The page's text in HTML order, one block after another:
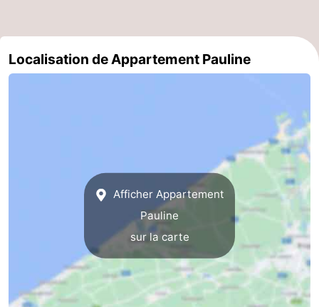
Nature
-
Middelkerke
-
Localisation de Appartement Pauline
Afficher Appartement
Pauline
sur la carte